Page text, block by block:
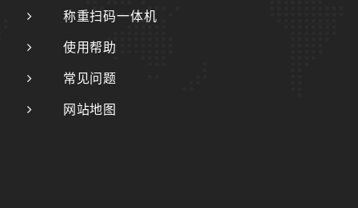
称重扫码一体机
使用帮助
常见问题
网站地图